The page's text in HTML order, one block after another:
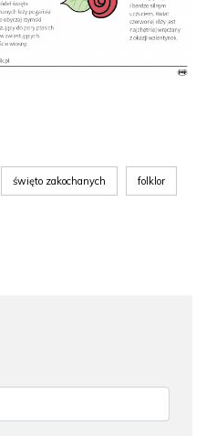
święto zakochanych folklor